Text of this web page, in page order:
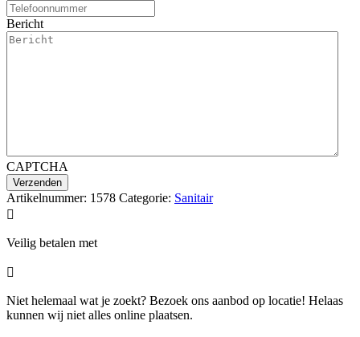
Bericht
CAPTCHA
Artikelnummer: 1578 Categorie: Sanitair

Veilig betalen met

Niet helemaal wat je zoekt? Bezoek ons aanbod op locatie! Helaas
kunnen wij niet alles online plaatsen.